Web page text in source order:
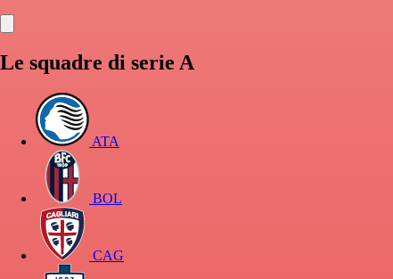
Le squadre di serie A
ATA
BOL
CAG